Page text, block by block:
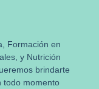
Formación en
y Nutrición
brindarte
todo momento